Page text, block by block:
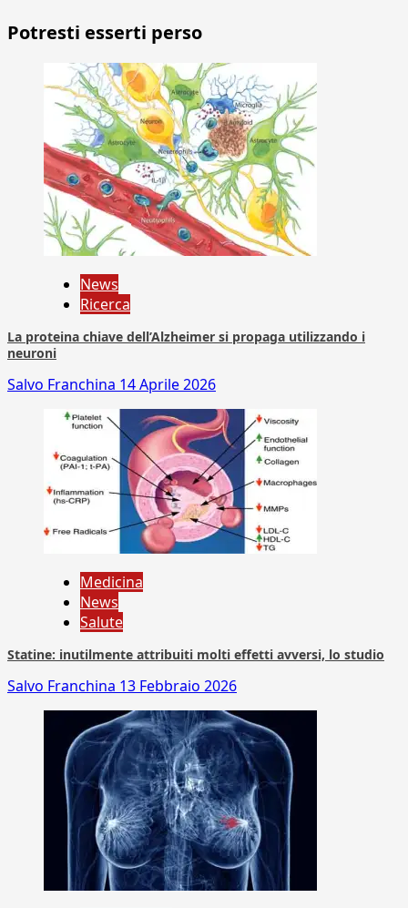
Potresti esserti perso
News
Ricerca
La proteina chiave dell’Alzheimer si propaga utilizzando i
neuroni
Salvo Franchina 14 Aprile 2026
Medicina
News
Salute
Statine: inutilmente attribuiti molti effetti avversi, lo studio
Salvo Franchina 13 Febbraio 2026